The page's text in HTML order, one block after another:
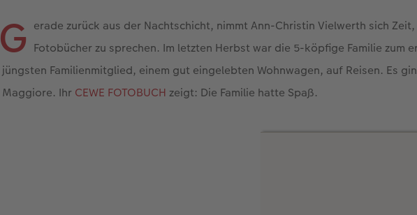
G erade zurück aus der Nachtschicht, nimmt Ann-Christin Vielwerth sich
Fotobücher zu sprechen. Im letzten Herbst war die 5-köpfige Familie zum
jüngsten Familienmitglied, einem gut eingelebten Wohnwagen, auf Reisen. Es
Maggiore. Ihr CEWE FOTOBUCH zeigt: Die Familie hatte Spaß.